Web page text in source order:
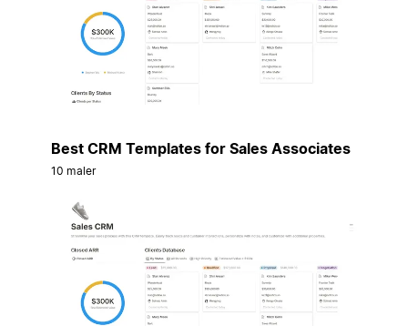
Best CRM Templates for Sales Associates
10 maler